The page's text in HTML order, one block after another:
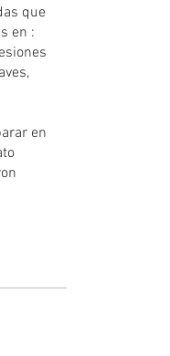
que
en :
en